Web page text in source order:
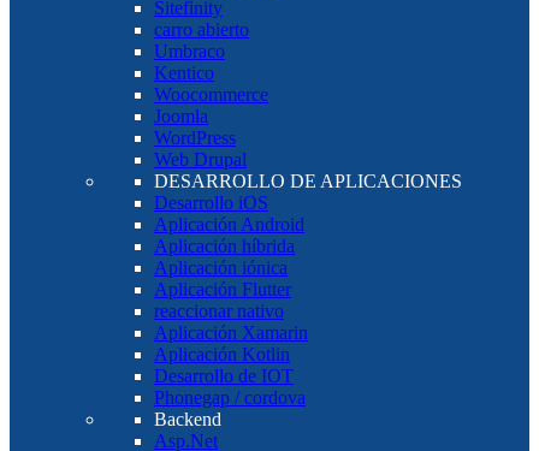
Sitefinity
carro abierto
Umbraco
Kentico
Woocommerce
Joomla
WordPress
Web Drupal
DESARROLLO DE APLICACIONES
Desarrollo iOS
Aplicación Android
Aplicación híbrida
Aplicación iónica
Aplicación Flutter
reaccionar nativo
Aplicación Xamarin
Aplicación Kotlin
Desarrollo de IOT
Phonegap / cordova
Backend
Asp.Net